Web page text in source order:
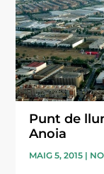
Punt de
Anoia
MAIG 5, 2015 |